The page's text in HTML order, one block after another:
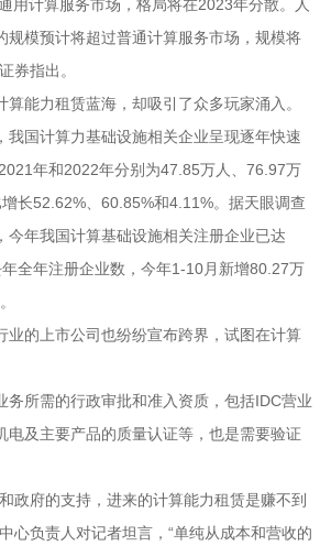
用计算服务市场，格局将在2023年分散。人
规模预计将超过普通计算服务市场，规模将
券指出。
能力租赁蓝海，却吸引了众多玩家涌入。
我国计算力基础设施相关企业呈现逐年快速
年和2022年分别为47.85万人、76.97万
长52.62%、60.85%和4.11%。据天眼调查
今年我国计算基础设施相关注册企业已达
全年注册企业数，今年1-10月新增80.27万
业的上市公司也纷纷宣布跨界，试图在计算
务所需的行政审批和准入资质，包括IDC营业
电及主要产品的质量认证等，也是需要验证
政府的支持，进来的计算能力租赁是赚不到
心负责人对记者坦言，“单纯从成本和营收的